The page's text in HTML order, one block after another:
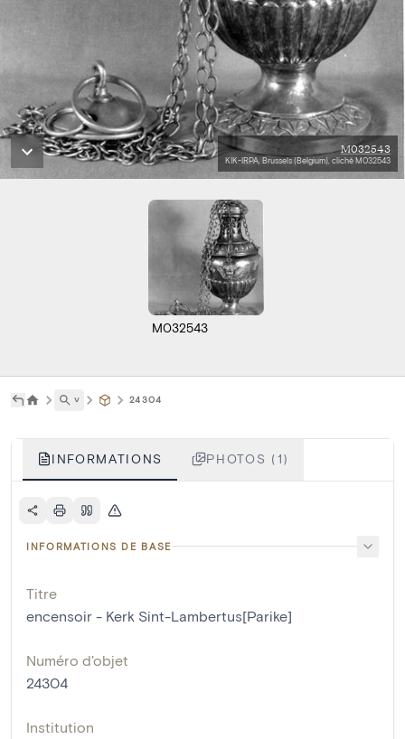
M032543
KIK-IRPA, Brussels (Belgium), cliché M032543
M032543
˅ 24304
INFORMATIONS PHOTOS (1)
INFORMATIONS DE BASE
Titre
encensoir - Kerk Sint-Lambertus[Parike]
Numéro d'objet
24304
Institution